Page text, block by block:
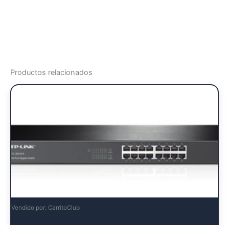
Productos relacionados
Vendido por: CarritoClub